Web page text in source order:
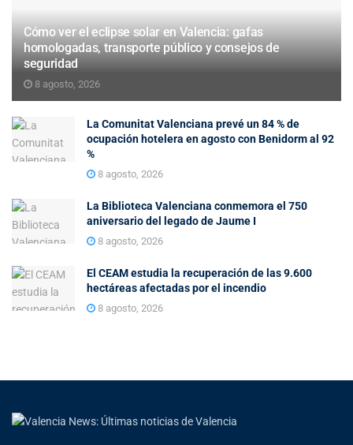
Cómo ver el eclipse solar en Valencia: gafas
homologadas, transporte público y consejos de
seguridad
8 agosto, 2026
La Comunitat Valenciana prevé un 84 % de
ocupación hotelera en agosto con Benidorm al 92
%
8 agosto, 2026
La Biblioteca Valenciana conmemora el 750
aniversario del legado de Jaume I
8 agosto, 2026
El CEAM estudia la recuperación de las 9.600
hectáreas afectadas por el incendio
8 agosto, 2026